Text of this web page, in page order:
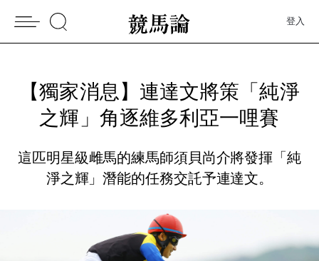
登入
【獨家消息】連達文將策「純淨
之輝」角逐維多利亞一哩賽
這匹明星級雌馬的練馬師須貝尚介將發揮「純
淨之輝」潛能的任務交託予連達文。